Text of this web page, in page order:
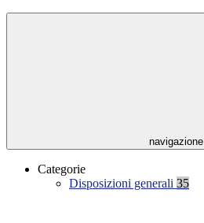
navigazione
Categorie
Disposizioni generali 35